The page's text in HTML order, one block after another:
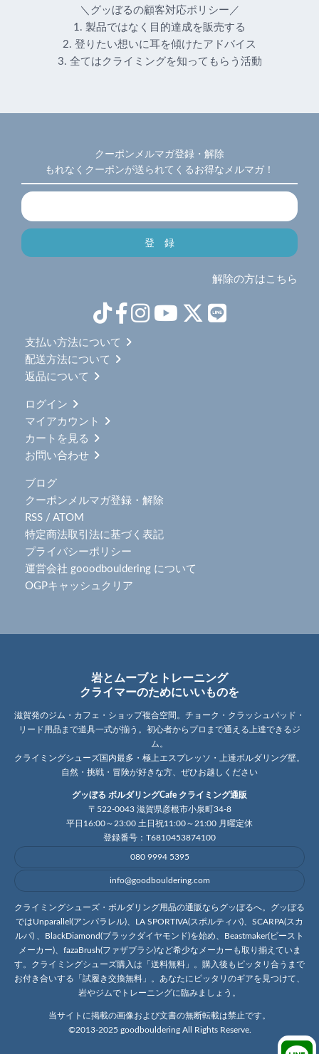
＼グッぼるの顧客対応ポリシー／
1. 製品ではなく目的達成を販売する
2. 登りたい想いに耳を傾けたアドバイス
3. 全てはクライミングを知ってもらう活動
クーポンメルマガ登録・解除
もれなくクーポンが送られてくるお得なメルマガ！
解除の方はこちら
支払い方法について
配送方法について
返品について
ログイン
マイアカウント
カートを見る
お問い合わせ
ブログ
クーポンメルマガ登録・解除
RSS / ATOM
特定商法取引法に基づく表記
プライバシーポリシー
運営会社 gooodbouldering について
OGPキャッシュクリア
岩とムーブとトレーニング
クライマーのためにいいものを
滋賀発のジム・カフェ・ショップ複合空間。チョーク・クラッシュパッド・
リード用品まで道具一式が揃う。初心者からプロまで通える上達できるジ
ム。
クライミングシューズ国内最多・極上エスプレッソ・上達ボルダリング壁。
自然・挑戦・冒険が好きな方、ぜひお越しください
グッぼる ボルダリングCafe クライミング通販
〒522-0043 滋賀県彦根市小泉町34-8
平日16:00～23:00 土日祝11:00～21:00 月曜定休
登録番号：T6810453874100
080 9994 5395
info@goodbouldering.com
クライミングシューズ・ボルダリング用品の通販ならグッぼるへ。グッぼる
ではUnparallel(アンパラレル)、LA SPORTIVA(スポルティバ)、SCARPA(スカ
ルパ) 、BlackDiamond(ブラックダイヤモンド)を始め、Beastmaker(ビースト
メーカー)、fazaBrush(ファザブラシ)など希少なメーカーも取り揃えていま
す。クライミングシューズ購入は「送料無料」。購入後もピッタリ合うまで
お付き合いする「試履き交換無料」。あなたにピッタリのギアを見つけて、
岩やジムでトレーニングに臨みましょう。
当サイトに掲載の画像および文書の無断転載は禁止です。
©2013-2025 goodbouldering All Rights Reserve.